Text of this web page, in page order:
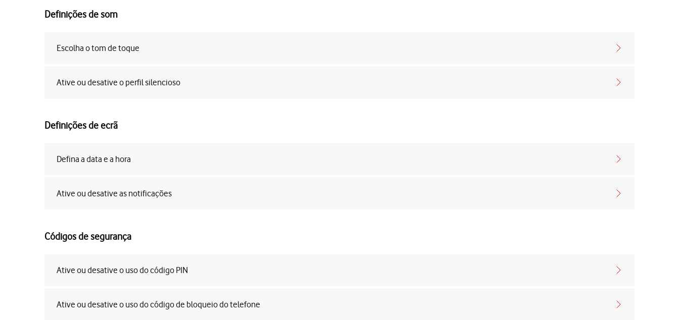
Definições de som
Escolha o tom de toque
Ative ou desative o perfil silencioso
Definições de ecrã
Defina a data e a hora
Ative ou desative as notificações
Códigos de segurança
Ative ou desative o uso do código PIN
Ative ou desative o uso do código de bloqueio do telefone